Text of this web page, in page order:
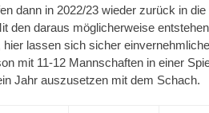
dann in 2022/23 wieder zurück in
den daraus möglicherweise
hier lassen sich sicher
mit 11-12 Mannschaften in einer
Jahr auszusetzen mit dem Schach.